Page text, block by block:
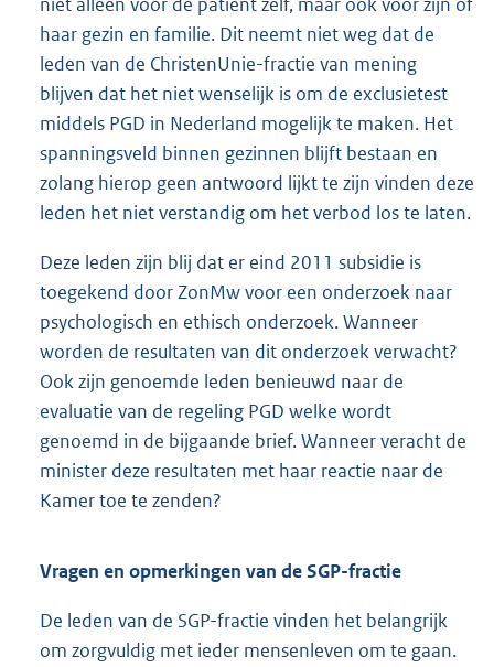
haar gezin en familie. Dit neemt niet weg dat de
leden van de ChristenUnie-fractie van mening
blijven dat het niet wenselijk is om de exclusietest
middels PGD in Nederland mogelijk te maken. Het
spanningsveld binnen gezinnen blijft bestaan en
zolang hierop geen antwoord lijkt te zijn vinden deze
leden het niet verstandig om het verbod los te laten.
Deze leden zijn blij dat er eind 2011 subsidie is
toegekend door ZonMw voor een onderzoek naar
psychologisch en ethisch onderzoek. Wanneer
worden de resultaten van dit onderzoek verwacht?
Ook zijn genoemde leden benieuwd naar de
evaluatie van de regeling PGD welke wordt
genoemd in de bijgaande brief. Wanneer veracht de
minister deze resultaten met haar reactie naar de
Kamer toe te zenden?
Vragen en opmerkingen van de SGP-fractie
De leden van de SGP-fractie vinden het belangrijk
om zorgvuldig met ieder mensenleven om te gaan.